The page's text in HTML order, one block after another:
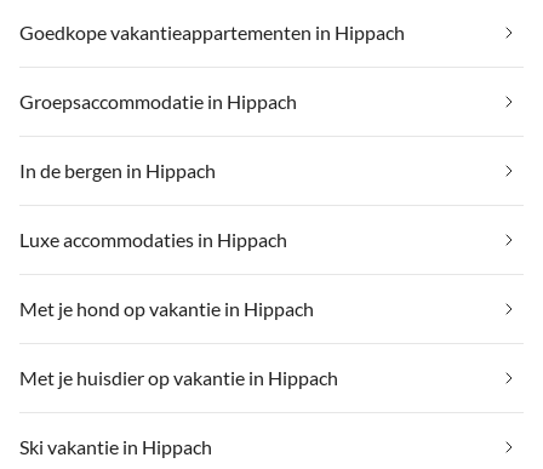
Goedkope vakantieappartementen in Hippach
Groepsaccommodatie in Hippach
In de bergen in Hippach
Luxe accommodaties in Hippach
Met je hond op vakantie in Hippach
Met je huisdier op vakantie in Hippach
Ski vakantie in Hippach